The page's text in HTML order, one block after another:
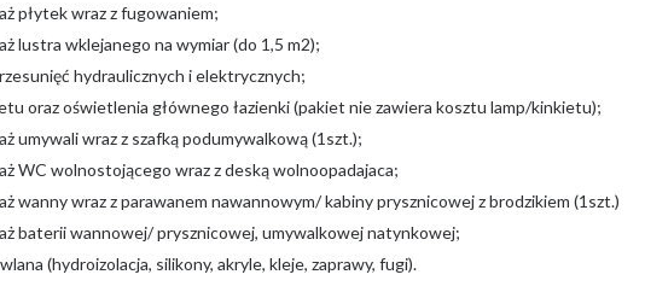
płytek wraz z fugowaniem;
lustra wklejanego na wymiar (do 1,5 m2);
hydraulicznych i elektrycznych;
oraz oświetlenia głównego łazienki (pakiet nie zawiera kosztu lamp/kinkietu);
umywali wraz z szafką podumywalkową (1szt.);
WC wolnostojącego wraz z deską wolnoopadajaca;
wanny wraz z parawanem nawannowym/ kabiny prysznicowej z brodzikiem (1szt.)
baterii wannowej/ prysznicowej, umywalkowej natynkowej;
(hydroizolacja, silikony, akryle, kleje, zaprawy, fugi).